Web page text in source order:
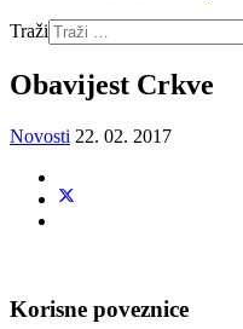
Traži
Obavijest Crkve
Novosti 22. 02. 2017
Korisne poveznice